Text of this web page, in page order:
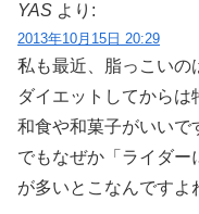
YAS より:
2013年10月15日 20:29
私も最近、脂っこいの
ダイエットしてからは
和食や和菓子がいいで
でもなぜか「ライダ
が多いとこなんですよ